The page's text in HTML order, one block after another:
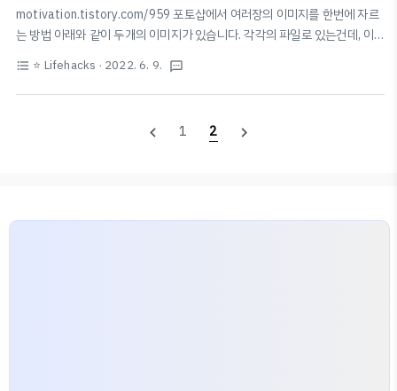
motivation.tistory.com/959 포토샵에서 여러장의 이미지를 한번에 자르
는 방법 아래와 같이 두개의 이미지가 있습니다. 각각의 파일로 있는건데, 이
정하겠습니다. 회색 여백은 없애고, 윈도우 로 motivation.tistory.com
wddy0206.tistory.com/454 포토샵 레이어별로 따로 저장하기 || 각각 레
업데이트 되어있는 포토샵 2021버젼을 사용중입니다. 유튜브 영상 소스로 사
format_list_bulleted ⭐️ Lifehacks · 2022. 6. 9. textsms
navigate_before 1 2 navigate_next